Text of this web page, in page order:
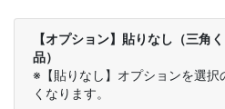
【オプション】貼りなし（三角
品）
※【貼りなし】オプションを選
くなります。